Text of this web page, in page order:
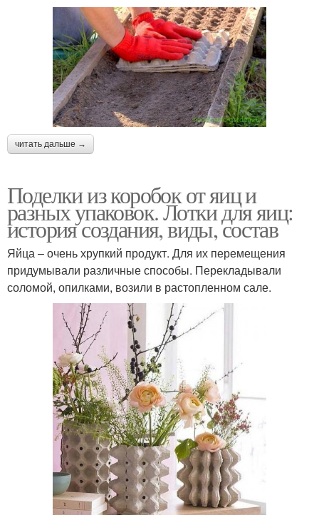
читать дальше →
Поделки из коробок от яиц и
разных упаковок. Лотки для яиц:
история создания, виды, состав
Яйца – очень хрупкий продукт. Для их перемещения
придумывали различные способы. Перекладывали
соломой, опилками, возили в растопленном сале.